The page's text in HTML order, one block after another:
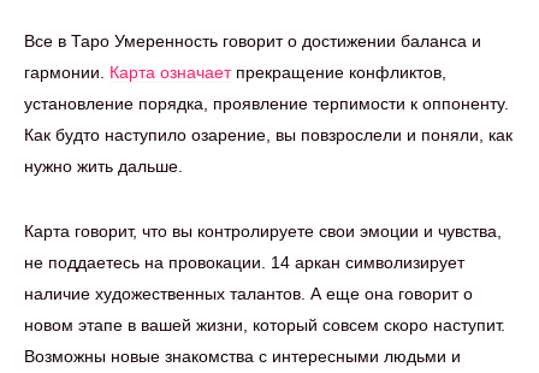
Все в Таро Умеренность говорит о достижении баланса и
гармонии. Карта означаетпрекращение конфликтов,
установление порядка, проявление терпимости к оппоненту.
Как будто наступило озарение, вы повзрослели и поняли, как
нужно жить дальше.
Карта говорит, что вы контролируете свои эмоции и чувства,
не поддаетесь на провокации. 14 аркан символизирует
наличие художественных талантов. А еще она говорит о
новом этапе в вашей жизни, который совсем скоро наступит.
Возможны новые знакомства с интересными людьми и